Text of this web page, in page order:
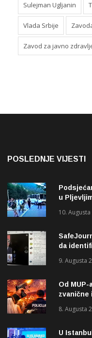
Sulejman Ugljanin
Vlada Srbije
Zavod za javno
POSLEDNJE VIJESTI
u
10. Augusta
da
9. Augusta
Od
zvanične
Pazaru
8. Augusta
U